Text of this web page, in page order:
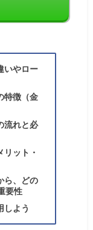
いやロー
特徴（金
流れと必
ット・
ら、どの
要性
しよう